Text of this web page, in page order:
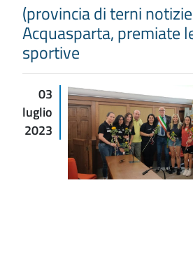
(provincia di terni
Acquasparta, premiate
sportive
03
luglio
2023